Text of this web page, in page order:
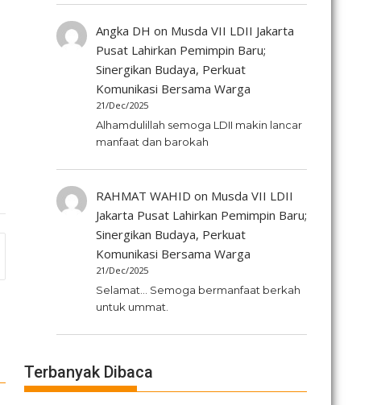
Angka DH on Musda VII LDII Jakarta
Pusat Lahirkan Pemimpin Baru;
Sinergikan Budaya, Perkuat
Komunikasi Bersama Warga
21/Dec/2025
Alhamdulillah semoga LDII makin lancar
manfaat dan barokah
RAHMAT WAHID on Musda VII LDII
Jakarta Pusat Lahirkan Pemimpin Baru;
Sinergikan Budaya, Perkuat
Komunikasi Bersama Warga
21/Dec/2025
Selamat... Semoga bermanfaat berkah
untuk ummat.
Terbanyak Dibaca